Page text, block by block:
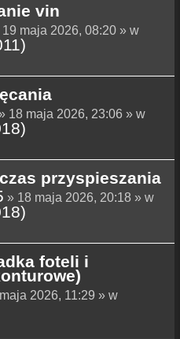
vin
19 maja 2026, 08:20 » w
» 18 maja 2026, 23:06 » w
przyspieszania
» 18 maja 2026, 20:18 » w
foteli i
2026, 11:29 » w